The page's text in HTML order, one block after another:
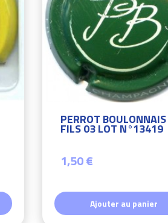
PERROT BOULONNAIS
FILS 03 LOT N°13419
1,50 €
Ajouter au panier